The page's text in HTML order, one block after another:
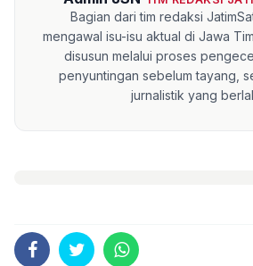
Bagian dari tim redaksi
mengawal isu-isu aktual di Jawa
disusun melalui proses
penyuntingan sebelum tayang,
jurnalistik yang